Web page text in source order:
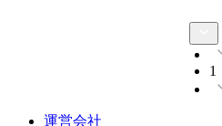
1
運営会社